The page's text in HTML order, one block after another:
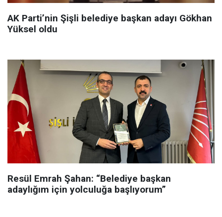
AK Parti’nin Şişli belediye başkan adayı Gökhan
Yüksel oldu
Resül Emrah Şahan: “Belediye başkan
adaylığım için yolculuğa başlıyorum”